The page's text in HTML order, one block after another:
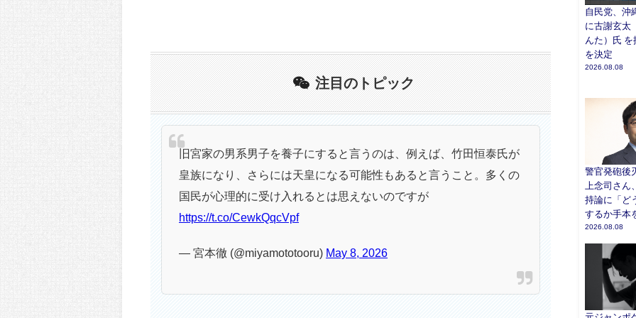
注目のトピック
旧宮家の男系男子を養子にすると言うのは、例えば、竹田恒泰氏が
皇族になり、さらには天皇になる可能性もあると言うこと。多くの
国民が心理的に受け入れるとは思えないのですが
https://t.co/CewkQqcVpf
— 宮本徹 (@miyamototooru) May 8, 2026
自民党、沖
に古謝玄太
んた）氏
を決定
2026.08.08
警官発砲後
上念司さん
持論に「ど
するか手本
2026.08.08